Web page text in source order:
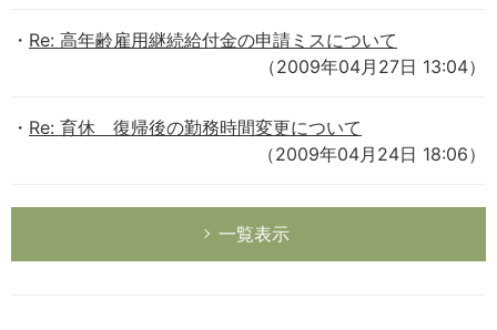
Re: 高年齢雇用継続給付金の申請ミスについて
（2009年04月27日 13:04）
Re: 育休 復帰後の勤務時間変更について
（2009年04月24日 18:06）
一覧表示